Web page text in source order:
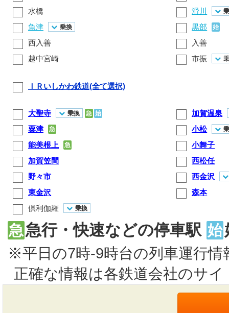
水橋
滑川
魚津 乗換 黒部 始
西入善
入善
越中宮崎
市振
ＩＲいしかわ鉄道(全て選択)
大聖寺 乗換 急 始
加賀温泉
粟津
急 小松
能美根上 急
小舞子
加賀笠間
西松任
野々市
西金沢
東金沢
森本
倶利伽羅
乗換
急急行・快速などの停車駅 始
※平日の7時-9時台の列車運行
正確な情報は各鉄道会社のサ